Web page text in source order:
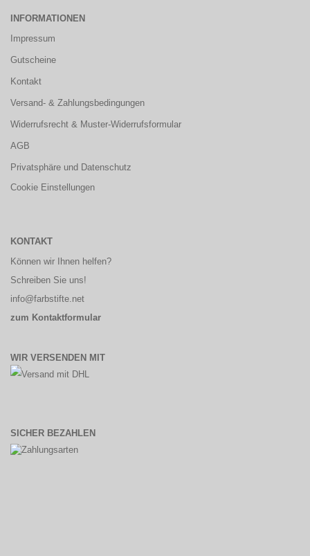
INFORMATIONEN
Impressum
Gutscheine
Kontakt
Versand- & Zahlungsbedingungen
Widerrufsrecht & Muster-Widerrufsformular
AGB
Privatsphäre und Datenschutz
Cookie Einstellungen
KONTAKT
Können wir Ihnen helfen?
Schreiben Sie uns!
info@farbstifte.net
zum Kontaktformular
WIR VERSENDEN MIT
SICHER BEZAHLEN